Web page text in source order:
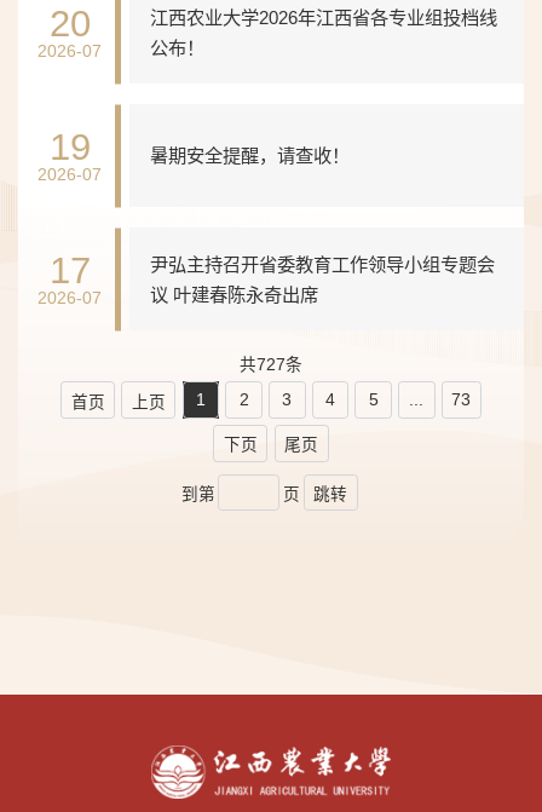
20
2026-07
江西农业大学2026年江西省各专业组投档线
公布！
19
2026-07
暑期安全提醒，请查收！
17
2026-07
尹弘主持召开省委教育工作领导小组专题会
议 叶建春陈永奇出席
共727条
首页 上页 1 2 3 4 5 ... 73
下页 尾页
到第 页 跳转